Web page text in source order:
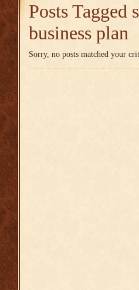
Posts Tagged
business plan
Sorry, no posts matched your